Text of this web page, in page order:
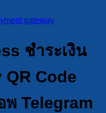
gateway
ชำระเงิน
Code
พ Telegram